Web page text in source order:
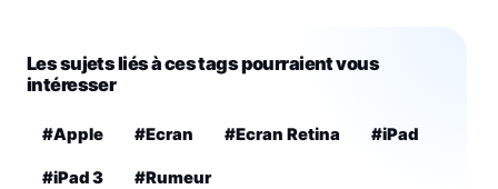
Les sujets liés à ces tags pourraient vous
intéresser
#Apple #Ecran #Ecran Retina #iPad
#iPad 3 #Rumeur